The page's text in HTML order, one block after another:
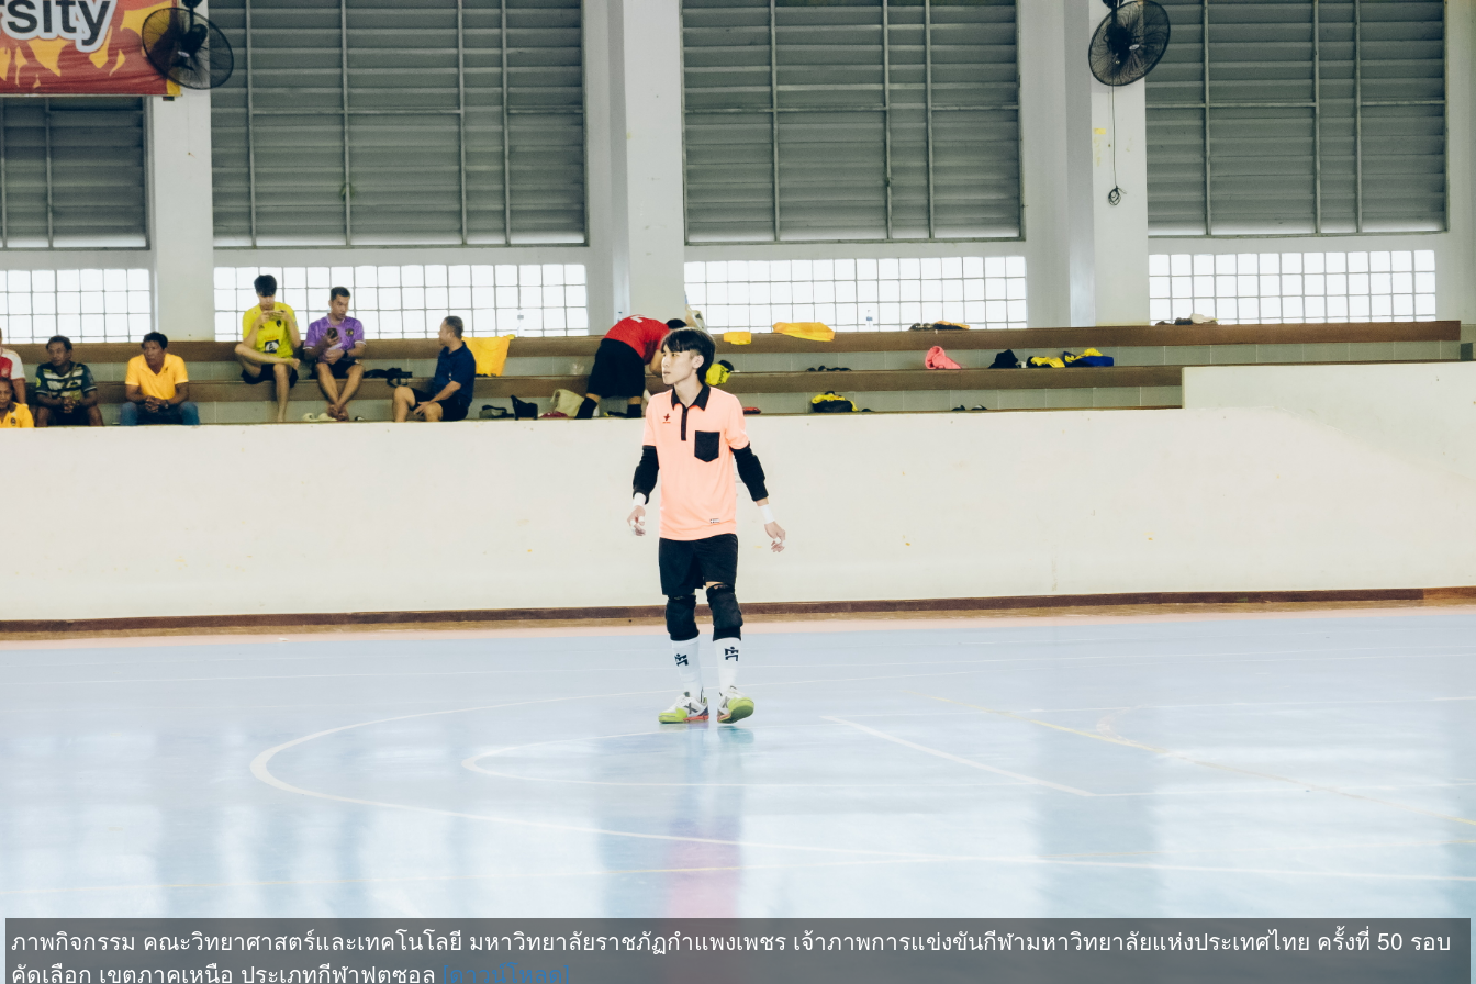
ภาพกิจกรรม คณะวิทยาศาสตร์และเทคโนโลยี มหาวิทยาลัยราชภัฏกำแพงเพชร เจ้าภาพการแข่งขันกีฬามหาวิทยาลัยแห่งประเทศไทย ครั้งที่ 50 รอบ
คัดเลือก เขตภาคเหนือ ประเภทกีฬาฟุตซอล [ดาวน์โหลด]